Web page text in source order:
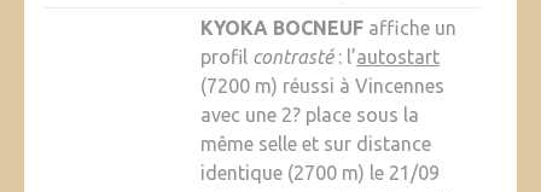
KYOKA BOCNEUFaffiche un
profil contrasté: l’autostart
(7200 m) réussi à Vincennes
avec une 2? place sous la
même selle et sur distance
identique (2700 m) le 21/09